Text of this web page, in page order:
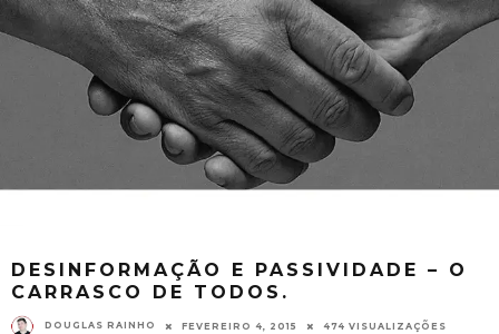
DESINFORMAÇÃO E PASSIVIDADE – O
CARRASCO DE TODOS.
DOUGLAS RAINHO FEVEREIRO 4, 2015 474 VISUALIZAÇÕES